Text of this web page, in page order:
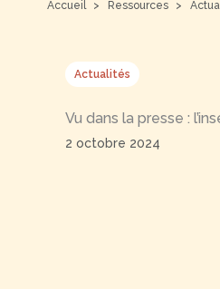
Accueil Ressources
Actualités
Vu dans la presse :
2 octobre 2024